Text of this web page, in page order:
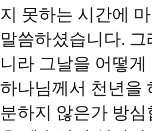
지 못하는 시간에
말씀하셨습니다.
니라 그날을 어떻
하나님께서 천년을
분하지 않은가 방